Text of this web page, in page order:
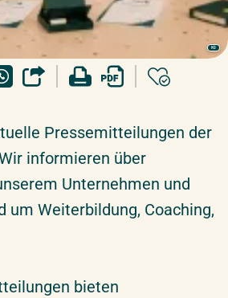
KI
Pressemitteilungen der
informieren über
Unternehmen und
um Weiterbildung, Coaching,
bieten